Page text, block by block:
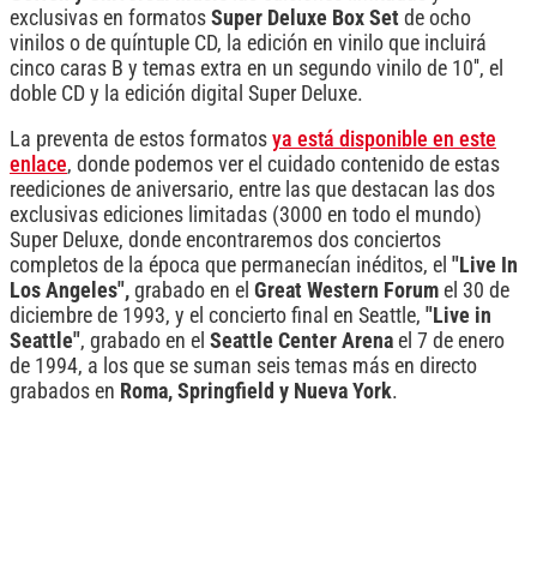
exclusivas en formatos Super Deluxe Box Set de ocho
vinilos o de quíntuple CD, la edición en vinilo que incluirá
cinco caras B y temas extra en un segundo vinilo de 10'', el
doble CD y la edición digital Super Deluxe.
La preventa de estos formatos ya está disponible en este
enlace, donde podemos ver el cuidado contenido de estas
reediciones de aniversario, entre las que destacan las dos
exclusivas ediciones limitadas (3000 en todo el mundo)
Super Deluxe, donde encontraremos dos conciertos
completos de la época que permanecían inéditos, el "Live In
Los Angeles", grabado en el Great Western Forum el 30 de
diciembre de 1993, y el concierto final en Seattle, "Live in
Seattle", grabado en el Seattle Center Arena el 7 de enero
de 1994, a los que se suman seis temas más en directo
grabados en Roma, Springfield y Nueva York.